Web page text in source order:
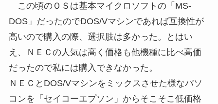
この頃のＯＳは基本マイクロソフトの「MS-
DOS」だったのでDOS/Vマシンであれば互換性が
高いので購入の際、選択肢は多かった。とはい
え、ＮＥＣの人気は高く価格も他機種に比べ高価
だったので私には購入できなかった。
ＮＥＣとDOS/Vマシンをミックスさせた様なパソ
コンを「セイコーエプソン」からそこそこ低価格